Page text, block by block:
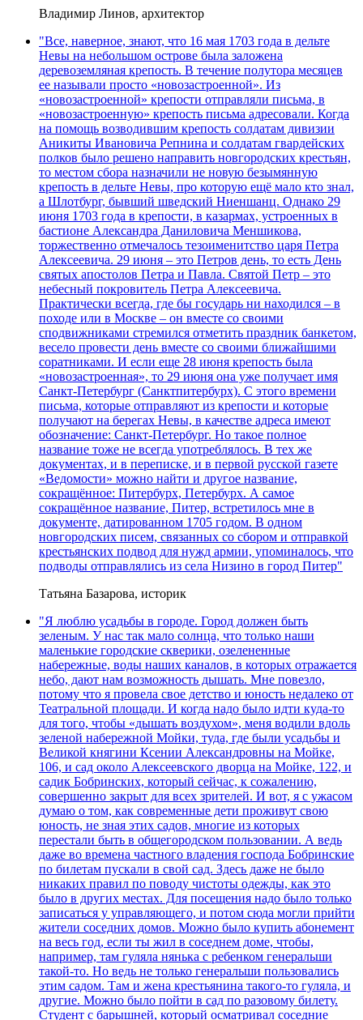
Владимир Линов, архитектор
"Все, наверное, знают, что 16 мая 1703 года в дельте
Невы на небольшом острове была заложена
деревоземляная крепость. В течение полутора месяцев
ее называли просто «новозастроенной». Из
«новозастроенной» крепости отправляли письма, в
«новозастроенную» крепость письма адресовали. Когда
на помощь возводившим крепость солдатам дивизии
Аникиты Ивановича Репнина и солдатам гвардейских
полков было решено направить новгородских крестьян,
то местом сбора назначили не новую безымянную
крепость в дельте Невы, про которую ещё мало кто знал,
а Шлотбург, бывший шведский Ниеншанц. Однако 29
июня 1703 года в крепости, в казармах, устроенных в
бастионе Александра Даниловича Меншикова,
торжественно отмечалось тезоименитство царя Петра
Алексеевича. 29 июня – это Петров день, то есть День
святых апостолов Петра и Павла. Святой Петр – это
небесный покровитель Петра Алексеевича.
Практически всегда, где бы государь ни находился – в
походе или в Москве – он вместе со своими
сподвижниками стремился отметить праздник банкетом,
весело провести день вместе со своими ближайшими
соратниками. И если еще 28 июня крепость была
«новозастроенная», то 29 июня она уже получает имя
Санкт-Петербург (Санктпитербурх). С этого времени
письма, которые отправляют из крепости и которые
получают на берегах Невы, в качестве адреса имеют
обозначение: Санкт-Петербург. Но такое полное
название тоже не всегда употреблялось. В тех же
документах, и в переписке, и в первой русской газете
«Ведомости» можно найти и другое название,
сокращённое: Питербурх, Петербурх. А самое
сокращённое название, Питер, встретилось мне в
документе, датированном 1705 годом. В одном
новгородских писем, связанных со сбором и отправкой
крестьянских подвод для нужд армии, упоминалось, что
подводы отправлялись из села Низино в город Питер"
Татьяна Базарова, историк
"Я люблю усадьбы в городе. Город должен быть
зеленым. У нас так мало солнца, что только наши
маленькие городские скверики, озелененные
набережные, воды наших каналов, в которых отражается
небо, дают нам возможность дышать. Мне повезло,
потому что я провела свое детство и юность недалеко от
Театральной площади. И когда надо было идти куда-то
для того, чтобы «дышать воздухом», меня водили вдоль
зеленой набережной Мойки, туда, где были усадьбы и
Великой княгини Ксении Александровны на Мойке,
106, и сад около Алексеевского дворца на Мойке, 122, и
садик Бобринских, который сейчас, к сожалению,
совершенно закрыт для всех зрителей. И вот, я с ужасом
думаю о том, как современные дети проживут свою
юность, не зная этих садов, многие из которых
перестали быть в общегородском пользовании. А ведь
даже во времена частного владения господа Бобринские
по билетам пускали в свой сад. Здесь даже не было
никаких правил по поводу чистоты одежды, как это
было в других местах. Для посещения надо было только
записаться у управляющего, и потом сюда могли прийти
жители соседних домов. Можно было купить абонемент
на весь год, если ты жил в соседнем доме, чтобы,
например, там гуляла нянька с ребенком генеральши
такой-то. Но ведь не только генеральши пользовались
этим садом. Там и жена крестьянина такого-то гуляла, и
другие. Можно было пойти в сад по разовому билету.
Студент с барышней, который осматривал соседние